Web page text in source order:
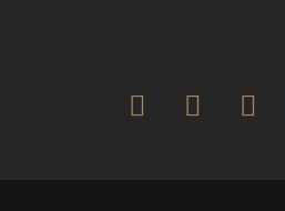
twitter facebookpinterest